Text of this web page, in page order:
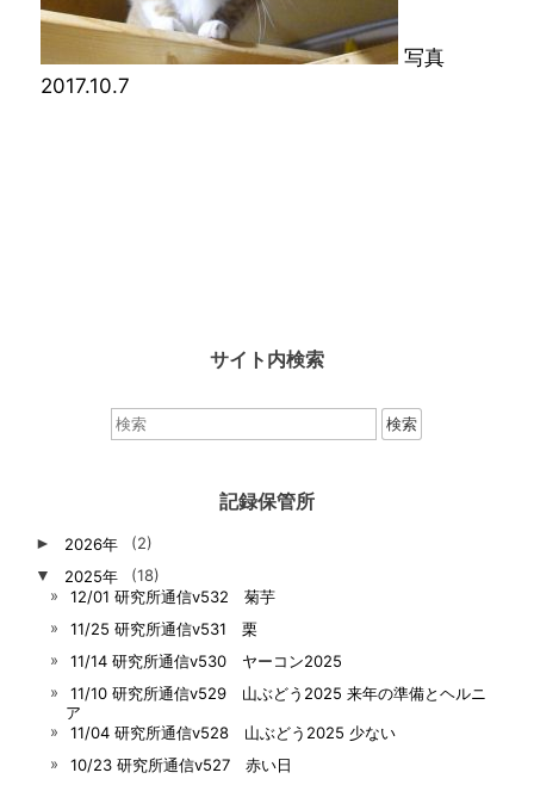
写真
2017.10.7
サイト内検索
索：
記録保管所
► 2026年
(2)
▼
2025年
(18)
12/01 研究所通信v532 菊芋
11/25 研究所通信v531 栗
11/14 研究所通信v530 ヤーコン2025
11/10 研究所通信v529 山ぶどう2025 来年の準備とヘルニ
ア
11/04 研究所通信v528 山ぶどう2025 少ない
10/23 研究所通信v527 赤い日